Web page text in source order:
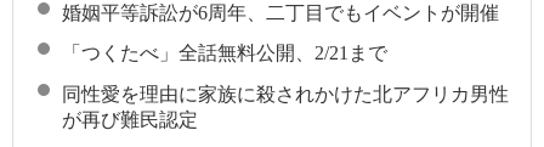
婚姻平等訴訟が6周年、二丁目でもイベントが開催
「つくたべ」全話無料公開、2/21まで
同性愛を理由に家族に殺されかけた北アフリカ男性
が再び難民認定